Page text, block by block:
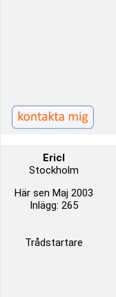
Ericl
Stockholm
Här sen Maj 2003
Inlägg: 265
Trådstartare